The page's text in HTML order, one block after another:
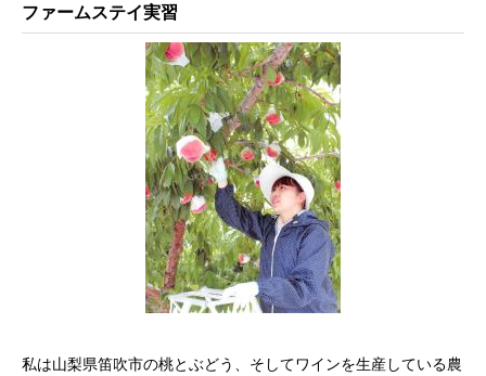
ファームステイ実習
私は山梨県笛吹市の桃とぶどう、そしてワインを生産している農